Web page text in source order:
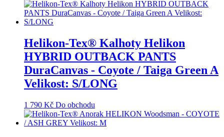
Helikon-Tex® Kalhoty Helikon
HYBRID OUTBACK PANTS
DuraCanvas - Coyote / Taiga Green A
Velikost: S/LONG
1 790 Kč Do obchodu